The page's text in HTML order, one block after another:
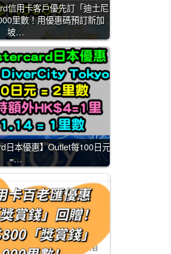
信用卡客戶優先訂「迪士尼
里數！用優惠碼預訂新加
坡…
日本優惠】Outlet每100日元
=…